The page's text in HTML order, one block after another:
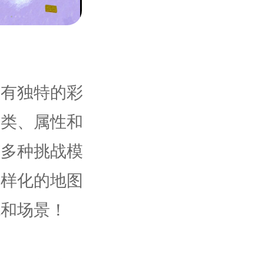
独特的彩
、属性和
种挑战模
化的地图
场景！